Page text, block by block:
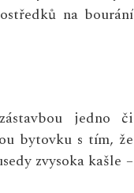
na bourání
jedno či
bytovku s tím, že
zvysoka kašle –